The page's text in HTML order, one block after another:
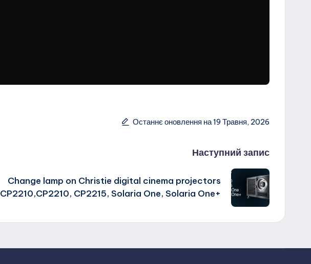
Останнє оновлення на 19 Травня, 2026
Наступний запис
Change lamp on Christie digital cinema projectors
CP2210,CP2210, CP2215, Solaria One, Solaria One+